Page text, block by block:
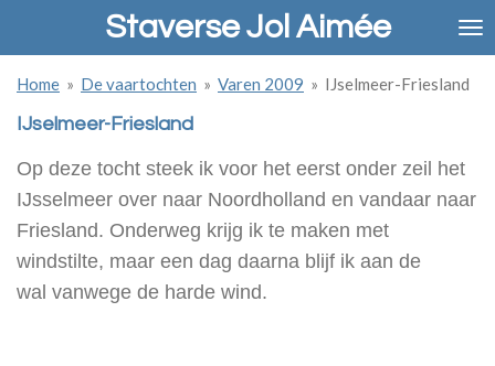
de
hoofdinhoud
Staverse Jol Aimée
Home » De vaartochten » Varen 2009 » IJselmeer-Friesland
IJselmeer-Friesland
Op deze tocht steek ik voor het eerst onder zeil het
IJsselmeer over naar Noordholland en vandaar naar
Friesland. Onderweg krijg ik te maken met
windstilte, maar een dag daarna blijf ik aan de
wal vanwege de harde wind.